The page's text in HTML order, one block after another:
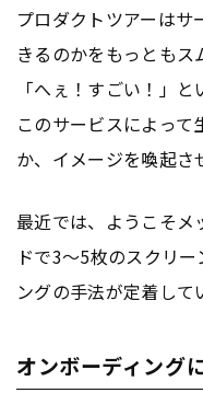
プロダクトツアーは
きるのかをもっともス
「へぇ！すごい！」
このサービスによっ
か、イメージを喚起さ
最近では、ようこそメ
ドで3～5枚のスクリ
ングの手法が定着して
オンボーディング